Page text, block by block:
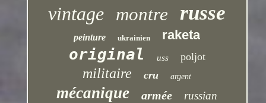
vintage montre russe
peinture ukrainien raketa
original uss poljot
militaire cru argent
mécanique armée russian